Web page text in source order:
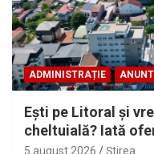
ADMINISTRAȚIE
Eşti pe Litoral şi
cheltuială? Iată
5 august 2026 Ştirea